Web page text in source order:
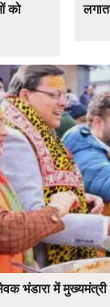
को
भंडारा में मुख्यमंत्री